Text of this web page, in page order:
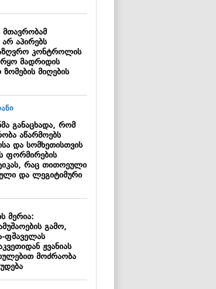
აპირებს
კონტროლის
მადრიდის
ზომების მიღების
განაცხადა, რომ
აწარმოებს
და სომხეთისთვის
ფორმირების
რაც თითოეული
და ლეგიტიმური
მერია:
გამო,
ფშაველას
ჟვანიას
მოძრაობა